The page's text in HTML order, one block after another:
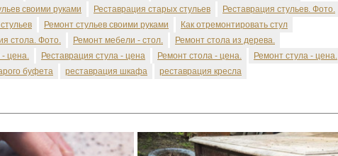
своими руками Реставрация старых стульев
Реставрация стульев. Фото.
Ремонт стульев своими руками
Как отремонтировать стул
стола. Фото. Ремонт мебели - стол.
Ремонт стола из дерева.
- цена. Реставрация стула - цена Ремонт стола - цена.
Ремонт стула - цена.
буфета реставрация шкафа
реставрация кресла